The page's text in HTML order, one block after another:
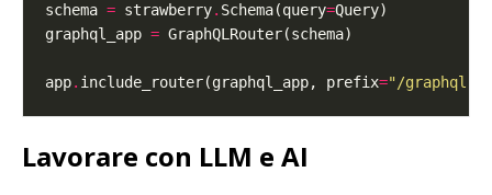
schema = strawberry. Schema(query=
graphql_app =
app. include_router(graphql_app, prefix="/graphql"
Lavorare con LLM e AI